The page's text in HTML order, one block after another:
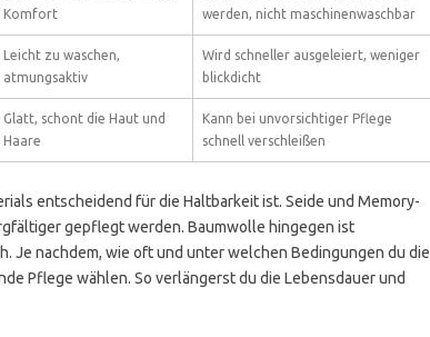
Komfort
werden, nicht maschinenwaschbar
Leicht zu waschen,
atmungsaktiv
Wird schneller ausgeleiert, weniger
blickdicht
Glatt, schont die Haut und
Haare
Kann bei unvorsichtiger Pflege
schnell verschleißen
entscheidend für die Haltbarkeit ist. Seide und Memory-
gepflegt werden. Baumwolle hingegen ist
Je nachdem, wie oft und unter welchen Bedingungen du die
Pflege wählen. So verlängerst du die Lebensdauer und